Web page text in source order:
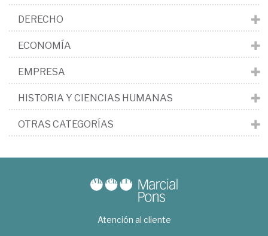
DERECHO
ECONOMÍA
EMPRESA
HISTORIA Y CIENCIAS HUMANAS
OTRAS CATEGORÍAS
Atención al cliente